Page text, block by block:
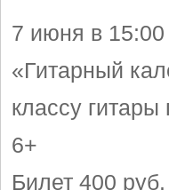
7 июня в 15:00
«Гитарный
классу
6+
Билет 400 руб.